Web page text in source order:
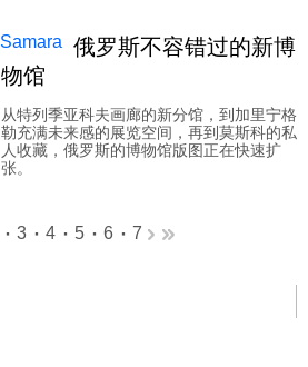
俄罗斯不容错过的新博
物馆
从特列季亚科夫画廊的新分馆，到加里宁格
勒充满未来感的展览空间，再到莫斯科的私
人收藏，俄罗斯的博物馆版图正在快速扩
张。
3 4 5 6 7